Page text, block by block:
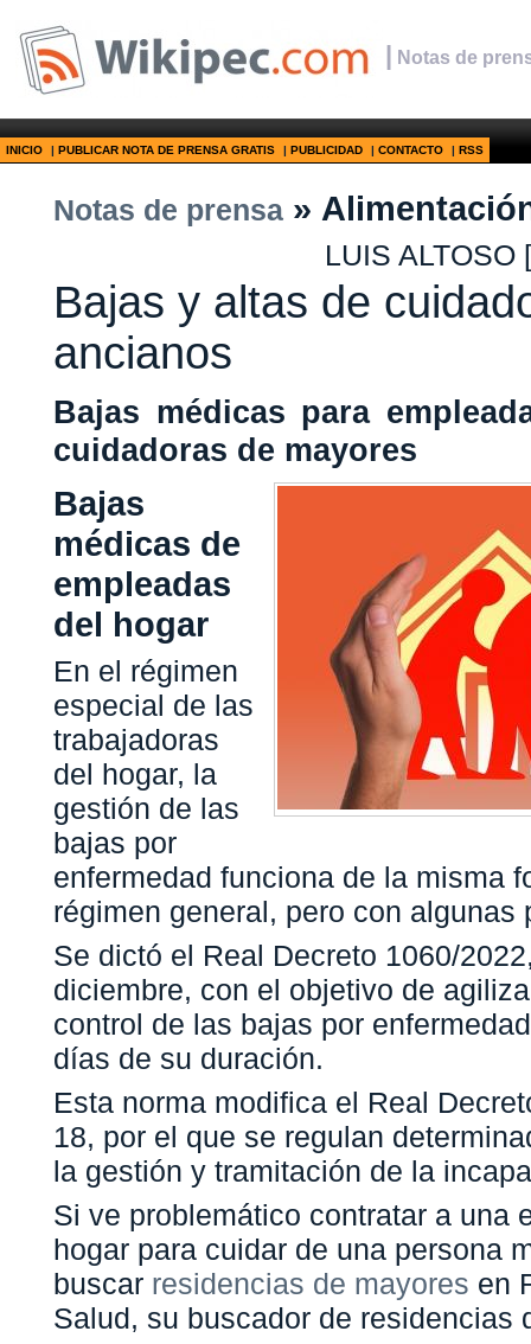
| Notas de
INICIO | PUBLICAR NOTA DE PRENSA GRATIS | PUBLICIDAD | CONTACTO | RSS
Notas de prensa »
LUIS ALTOSO [
Bajas y altas de
ancianos
Bajas médicas para
cuidadoras de mayores
Bajas
médicas de
empleadas
del hogar
En el régimen
especial de las
trabajadoras
del hogar, la
gestión de las
bajas por
enfermedad funciona de la misma
régimen general, pero con algunas
Se dictó el Real Decreto 1060/
diciembre, con el objetivo de
control de las bajas por
días de su duración.
Esta norma modifica el Real
18, por el que se regulan
la gestión y tramitación de la
Si ve problemático contratar a una
hogar para cuidar de una persona
buscar residencias de mayores en
Salud, su buscador de residencias